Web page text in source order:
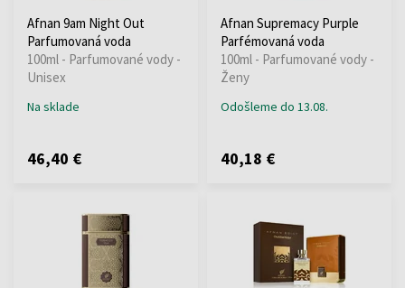
Afnan 9am Night Out
Parfumovaná voda
100ml - Parfumované vody -
Unisex
Na sklade
46,40 €
Afnan Supremacy Purple
Parfémovaná voda
100ml - Parfumované vody -
Ženy
Odošleme do 13.08.
40,18 €